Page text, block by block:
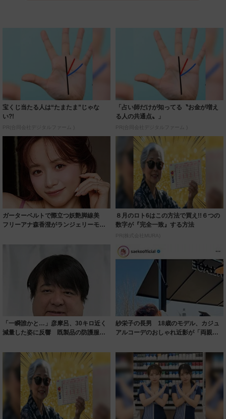
宝くじ当たる人は“たまたま”じゃな
い?!
PR(合同会社デジタルファーム )
「占い師だけが知ってる〝お金が増え
る人の共通点〟」
PR(合同会社デジタルファーム )
ガーターベルトで際立つ妖艶脚線美
フリーアナ森香澄がランジェリーモデ
８月のロト6はこの方法で買え!!６つの
数字が『完全一致』する方法
PR(株式会社MURA)
「一瞬誰かと…」彦摩呂、30キロ近く
減量した姿に反響 既製品の防護服が
紗栄子の長男 18歳のモデル、カジュ
アルコーデのおしゃれ近影が「両親の